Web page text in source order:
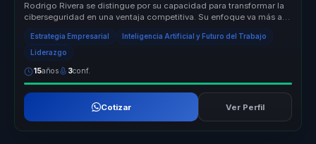
Rodrigo Rivera se distingue por su capacidad para transformar la
ciberseguridad en una ventaja competitiva. Su enfoque va más allá
de la ...
Estrategia Empresarial Inteligencia Artificial y Futuro del Trabajo
Liderazgo
15años 3conf.
Cotizar Ver Perfil